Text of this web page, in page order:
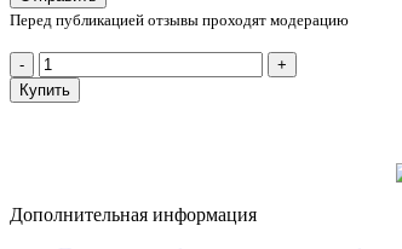
Перед публикацией отзывы проходят модерацию
-
+
Купить
Дополнительная информация